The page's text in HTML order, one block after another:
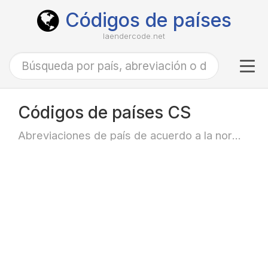
Códigos de países
laendercode.net
Códigos de países CS
Abreviaciones de país de acuerdo a la norma ISO-3166 alfa-2